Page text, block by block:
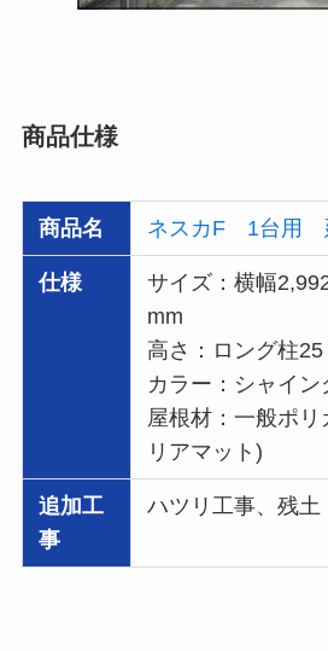
商品仕様
商品名 ネスカF 1台用
仕様
サイズ：横幅
mm
高さ：ロング柱25
カラー：シャイン
屋根材：一般ポリ
リアマット)
追加工
事
ハツリ工事、残土